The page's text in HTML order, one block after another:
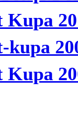
Kupa
kupa
Kupa